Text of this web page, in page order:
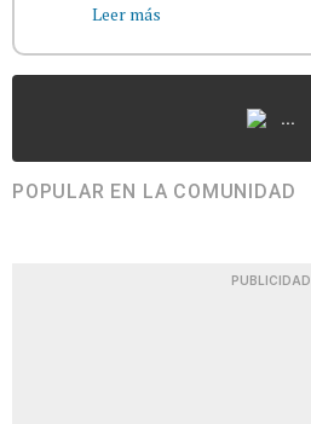
Leer más
...
POPULAR EN LA COMUNIDAD
PUBLICIDAD